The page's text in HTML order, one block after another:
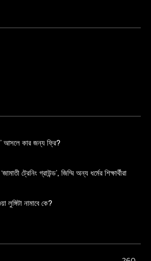
আসলে কার জন্য ফ্রি?
ট্রেনিং গ্রাউন্ড’, জিম্মি অন্য ধর্মের শিক্ষার্থীরা
লুঙ্গিটা নামাবে কে?